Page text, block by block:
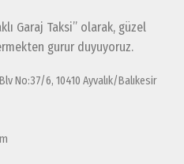
Garaj Taksi” olarak, güzel
gurur duyuyoruz.
No:37/6, 10410 Ayvalık/Balıkesir